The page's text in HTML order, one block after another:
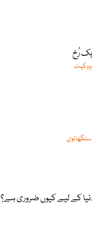
رُخ
دنیا کے لیے کیوں ضروری ہے؟